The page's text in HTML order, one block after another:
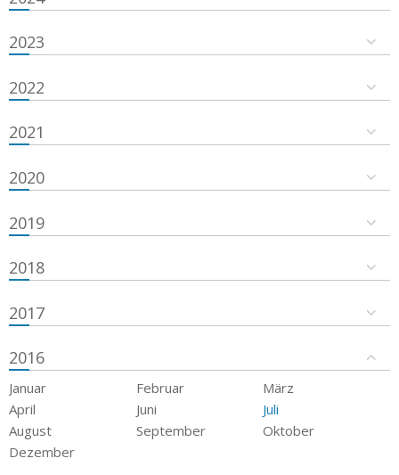
2023
2022
2021
2020
2019
2018
2017
2016
Januar Februar
März
April
Juni
Juli
August
September
Oktober
Dezember